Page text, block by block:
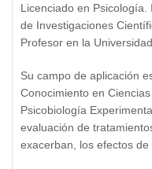
Licenciado en
de Investigaciones
Profesor en la
Su campo de aplicación
Conocimiento en
Psicobiología
evaluación de
exacerban, los efectos